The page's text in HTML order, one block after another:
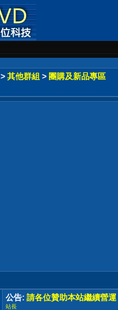
> 其他群組 > 團購及新品專區
公告: 請各位贊助本站繼續營運
站長